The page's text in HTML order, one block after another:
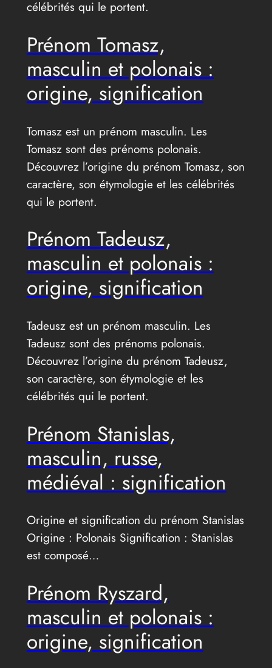
célébrités qui le portent.
Prénom Tomasz,
masculin et polonais :
origine, signification
Tomasz est un prénom masculin. Les
Tomasz sont des prénoms polonais.
Découvrez l’origine du prénom Tomasz, son
caractère, son étymologie et les célébrités
qui le portent.
Prénom Tadeusz,
masculin et polonais :
origine, signification
Tadeusz est un prénom masculin. Les
Tadeusz sont des prénoms polonais.
Découvrez l’origine du prénom Tadeusz,
son caractère, son étymologie et les
célébrités qui le portent.
Prénom Stanislas,
masculin, russe,
médiéval : signification
Origine et signification du prénom Stanislas
Origine : Polonais Signification : Stanislas
est composé…
Prénom Ryszard,
masculin et polonais :
origine, signification